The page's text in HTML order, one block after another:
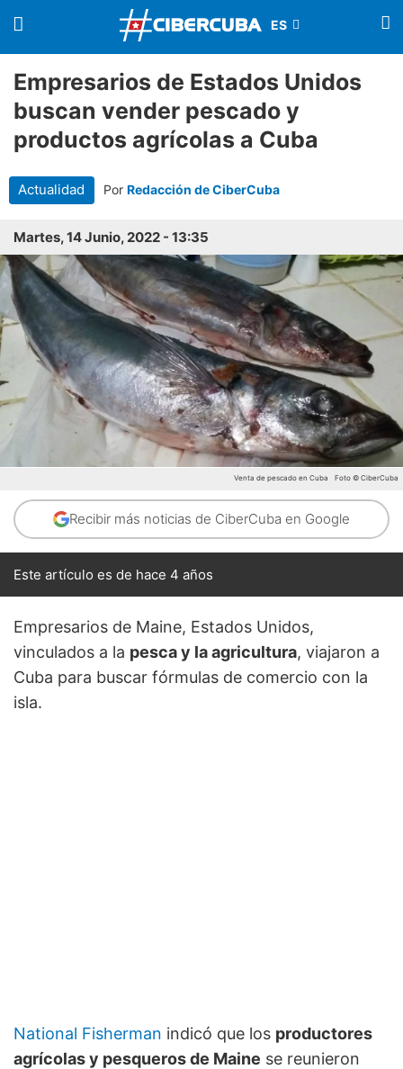
Empresarios de Estados Unidos
buscan vender pescado y
productos agrícolas a Cuba
Actualidad Por Redacción de CiberCuba
Martes, 14 Junio, 2022 - 13:35
Venta de pescado en Cuba Foto © CiberCuba
Recibir más noticias de CiberCuba en Google
Este artículo es de hace 4 años
Empresarios de Maine, Estados Unidos,
vinculados a la pesca y la agricultura, viajaron a
Cuba para buscar fórmulas de comercio con la
isla.
National Fisherman indicó que los productores
agrícolas y pesqueros de Maine se reunieron